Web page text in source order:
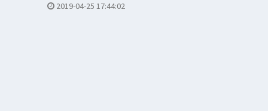
2019-04-25 17:44:02